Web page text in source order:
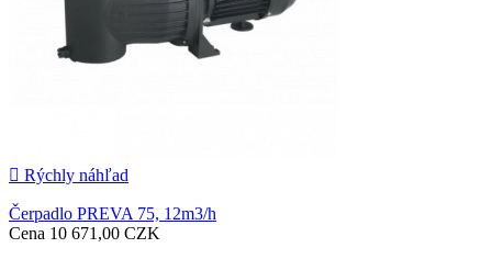
 Rýchly náhľad
Čerpadlo PREVA 75, 12m3/h
Cena 10 671,00 CZK